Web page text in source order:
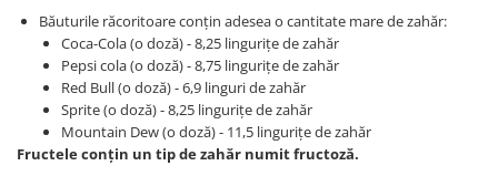
Băuturile răcoritoare conțin adesea o cantitate mare de zahăr:
Coca-Cola (o doză) - 8,25 lingurițe de zahăr
Pepsi cola (o doză) - 8,75 lingurițe de zahăr
Red Bull (o doză) - 6,9 linguri de zahăr
Sprite (o doză) - 8,25 lingurițe de zahăr
Mountain Dew (o doză) - 11,5 lingurițe de zahăr
Fructele conțin un tip de zahăr numit fructoză.